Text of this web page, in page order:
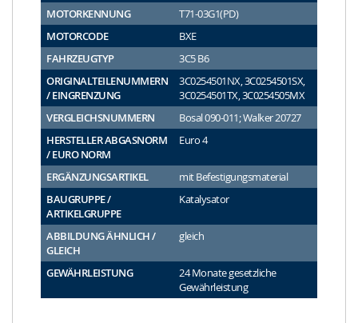
MOTORKENNUNG
T71-03G1(PD)
MOTORCODE
BXE
FAHRZEUGTYP
3C5 B6
ORIGINALTEILENUMMERN
/ EINGRENZUNG
3C0254501NX, 3C0254501SX,
3C0254501TX, 3C0254505MX
VERGLEICHSNUMMERN
Bosal 090-011; Walker 20727
HERSTELLER ABGASNORM
/ EURO NORM
Euro 4
ERGÄNZUNGSARTIKEL
mit Befestigungsmaterial
BAUGRUPPE /
ARTIKELGRUPPE
Katalysator
ABBILDUNG ÄHNLICH /
GLEICH
gleich
GEWÄHRLEISTUNG
24 Monate gesetzliche
Gewährleistung